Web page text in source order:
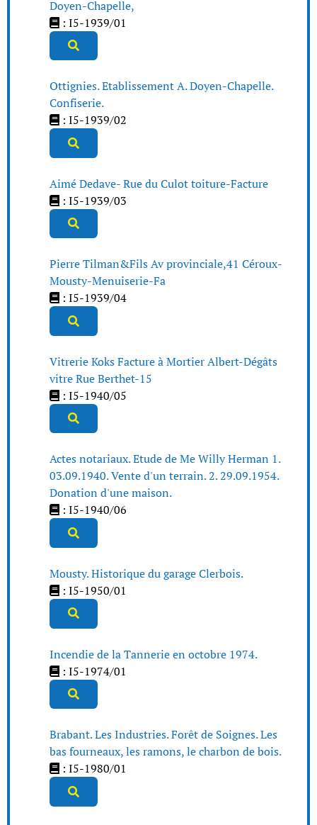
Doyen-Chapelle,
: I5-1939/01
Ottignies. Etablissement A. Doyen-Chapelle.
Confiserie.
: I5-1939/02
Aimé Dedave- Rue du Culot toiture-Facture
: I5-1939/03
Pierre Tilman&Fils Av provinciale,41 Céroux-
Mousty-Menuiserie-Fa
: I5-1939/04
Vitrerie Koks Facture à Mortier Albert-Dégâts
vitre Rue Berthet-15
: I5-1940/05
Actes notariaux. Etude de Me Willy Herman 1.
03.09.1940. Vente d'un terrain. 2. 29.09.1954.
Donation d'une maison.
: I5-1940/06
Mousty. Historique du garage Clerbois.
: I5-1950/01
Incendie de la Tannerie en octobre 1974.
: I5-1974/01
Brabant. Les Industries. Forêt de Soignes. Les
bas fourneaux, les ramons, le charbon de bois.
: I5-1980/01